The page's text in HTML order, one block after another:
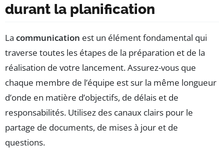
durant la planification
La communication est un élément fondamental qui
traverse toutes les étapes de la préparation et de la
réalisation de votre lancement. Assurez-vous que
chaque membre de l’équipe est sur la même longueur
d’onde en matière d’objectifs, de délais et de
responsabilités. Utilisez des canaux clairs pour le
partage de documents, de mises à jour et de
questions.